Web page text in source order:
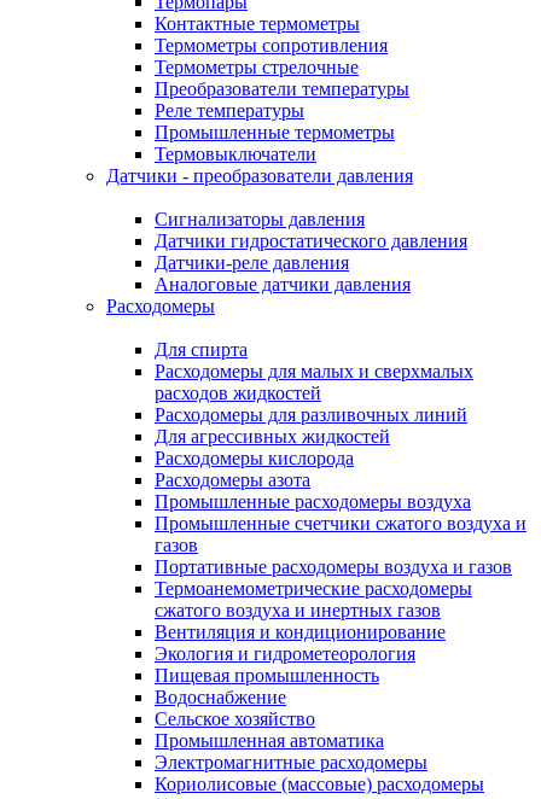
Контактные термометры
Термометры сопротивления
Термометры стрелочные
Преобразователи температуры
Реле температуры
Промышленные термометры
Термовыключатели
Датчики - преобразователи давления
Сигнализаторы давления
Датчики гидростатического давления
Датчики-реле давления
Аналоговые датчики давления
Расходомеры
Для спирта
Расходомеры для малых и сверхмалых
расходов жидкостей
Расходомеры для разливочных линий
Для агрессивных жидкостей
Расходомеры кислорода
Расходомеры азота
Промышленные расходомеры воздуха
Промышленные счетчики сжатого воздуха и
газов
Портативные расходомеры воздуха и газов
Термоанемометрические расходомеры
сжатого воздуха и инертных газов
Вентиляция и кондиционирование
Экология и гидрометеорология
Пищевая промышленность
Водоснабжение
Сельское хозяйство
Промышленная автоматика
Электромагнитные расходомеры
Кориолисовые (массовые) расходомеры